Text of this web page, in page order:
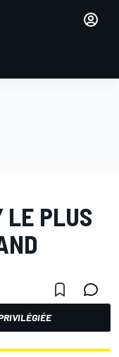
LE PLUS